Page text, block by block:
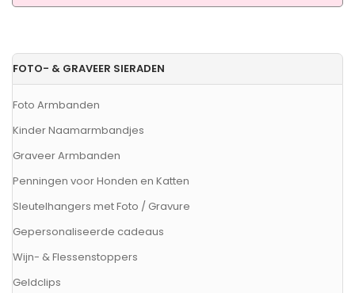
FOTO- & GRAVEER SIERADEN
Foto Armbanden
Kinder Naamarmbandjes
Graveer Armbanden
Penningen voor Honden en Katten
Sleutelhangers met Foto / Gravure
Gepersonaliseerde cadeaus
Wijn- & Flessenstoppers
Geldclips